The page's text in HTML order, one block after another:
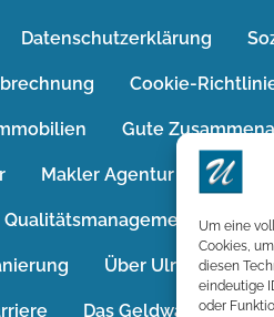
Um eine
Cookies,
diesen
eindeutige
oder
Datenschutzerklärung
Cookie-
Gute
Makler Agentur
Qualitätsmanagement
Über Ulrichs
Das